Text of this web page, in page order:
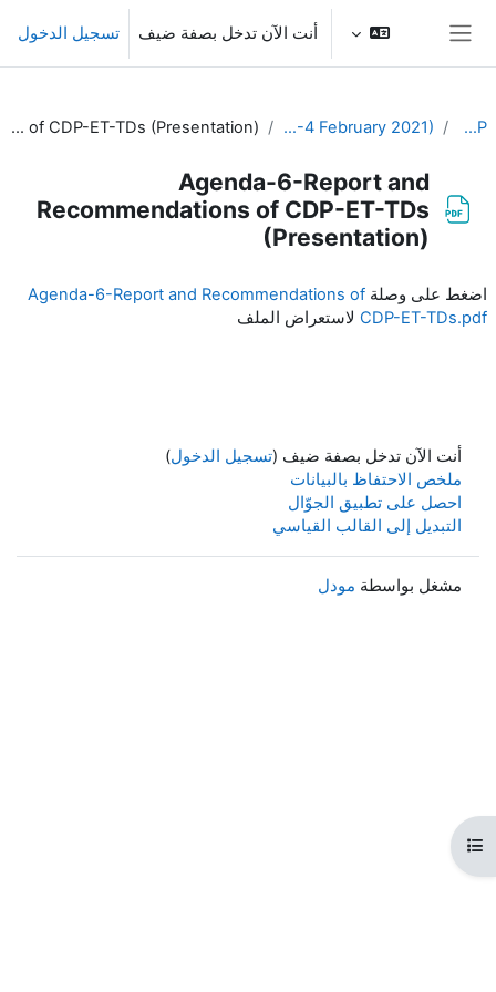
تخطى إلى المحتوى الرئيسي
أنت الآن تدخل بصفة ضيف تسجيل الدخول
المقرر
EC-CDP
2nd Meeting of the CDP (3-4 February 2021)
Agenda-6-Report and Recommendations of CDP-ET-TDs (Presentation)
Agenda-6-Report and
Recommendations of CDP-ET-TDs
(Presentation)
اضغط على وصلة Agenda-6-Report and Recommendations of
CDP-ET-TDs.pdf لاستعراض الملف
أنت الآن تدخل بصفة ضيف (تسجيل الدخول)
ملخص الاحتفاظ بالبيانات
احصل على تطبيق الجوّال
التبديل إلى القالب القياسي
مشغل بواسطة مودل